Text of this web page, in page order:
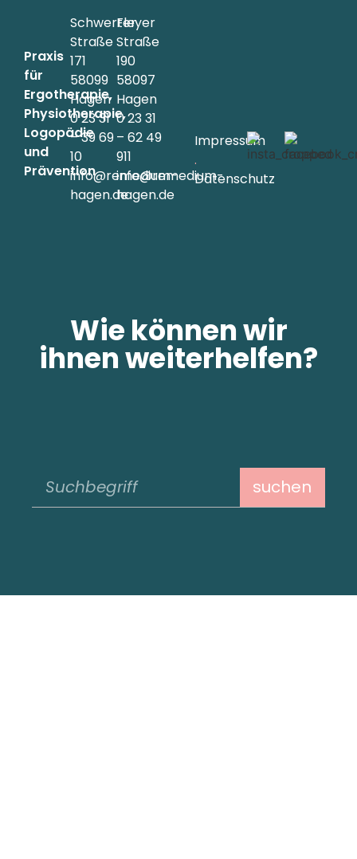
Praxis
für
Ergotherapie,
Physiotherapie,
Logopädie
und
Prävention
Schwerter
Straße
171
58099
Hagen
0 23 31
– 39 69
10
info@remedium-
hagen.de
Fleyer
Straße
190
58097
Hagen
0 23 31
– 62 49
911
info@remedium-
hagen.de
Impressum
.
Datenschutz
Wie können wir
ihnen weiterhelfen?
suchen